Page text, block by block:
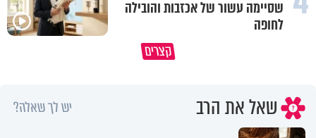
שסיימה עשור של אכזבות והובילה
לחופה
קצרים
שאל את הרב יש לך שאלה?